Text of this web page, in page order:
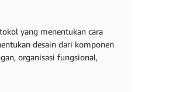
yang menentukan cara
desain dari komponen
organisasi fungsional,